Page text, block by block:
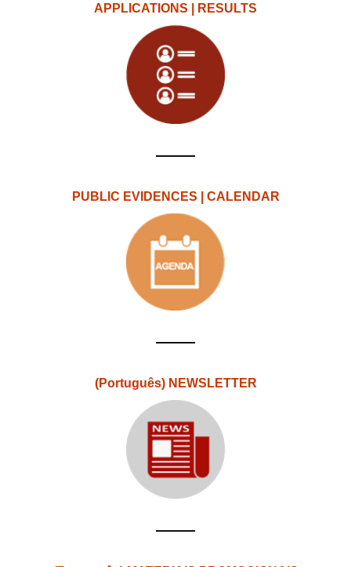
APPLICATIONS | RESULTS
PUBLIC EVIDENCES | CALENDAR
(Português) NEWSLETTER